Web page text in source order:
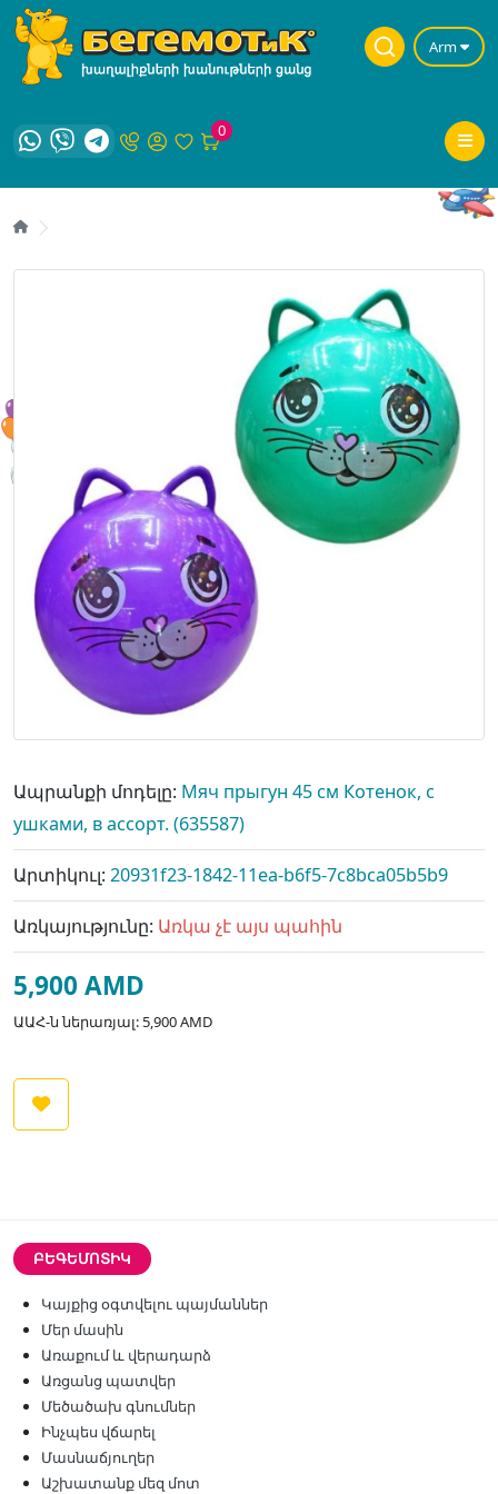
Arm
0
Ապրանքի մոդելը: Мяч прыгун 45 см Котенок, с
ушками, в ассорт. (635587)
Արտիկուլ: 20931f23-1842-11ea-b6f5-7c8bca05b5b9
Առկայությունը: Առկա չէ այս պահին
5,900 AMD
ԱԱՀ-ն ներառյալ: 5,900 AMD
ԲԵԳԵՄՈՏԻԿ
Կայքից օգտվելու պայմաններ
Մեր մասին
Առաքում և վերադարձ
Առցանց պատվեր
Մեծածախ գնումներ
Ինչպես վճարել
Մասնաճյուղեր
Աշխատանք մեզ մոտ